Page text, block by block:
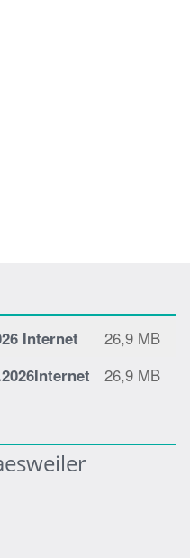
Internet
26,9 MB
26,9 MB